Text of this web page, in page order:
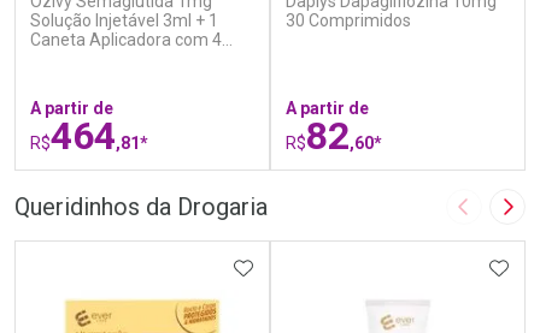
Solução Injetável 3ml + 1
Caneta Aplicadora com 4
A partir de
R$464,81*
30 Comprimidos
A partir de
R$82,60*
Queridinhos da Drogaria Imagem
ADICIONAR AOS FAVORITOS